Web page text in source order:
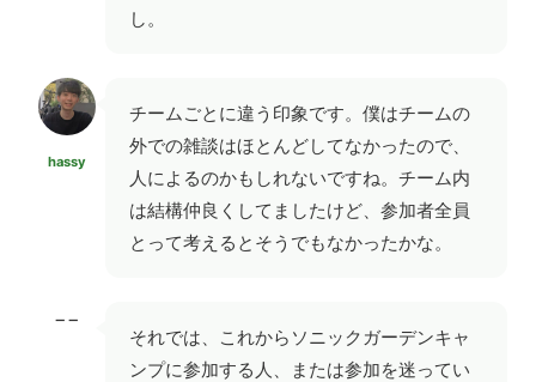
し。
hassy
チームごとに違う印象です。僕はチームの
外での雑談はほとんどしてなかったので、
人によるのかもしれないですね。チーム内
は結構仲良くしてましたけど、参加者全員
とって考えるとそうでもなかったかな。
−−
それでは、これからソニックガーデンキャ
ンプに参加する人、または参加を迷ってい